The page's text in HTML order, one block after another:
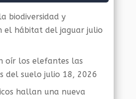
biodiversidad y
el hábitat del jaguar julio
oír los elefantes las
del suelo julio 18, 2026
hallan una nueva